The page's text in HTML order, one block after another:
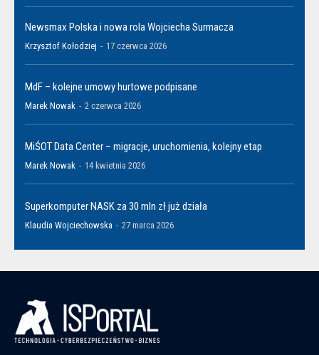
Newsmax Polska i nowa rola Wojciecha Surmacza
Krzysztof Kołodziej - 17 czerwca 2026
MdF – kolejne umowy hurtowe podpisane
Marek Nowak - 2 czerwca 2026
MiŚOT Data Center – migracje, uruchomienia, kolejny etap
Marek Nowak - 14 kwietnia 2026
Superkomputer NASK za 30 mln zł już działa
Klaudia Wojciechowska - 27 marca 2026